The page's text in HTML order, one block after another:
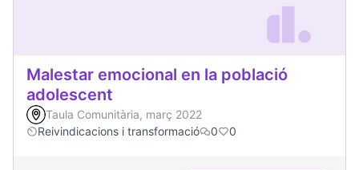
Malestar emocional en la població
adolescent
Taula Comunitària, març 2022
Reivindicacions i transformació
0 0